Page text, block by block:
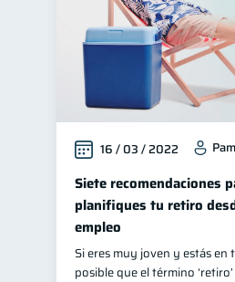
16 / 03 / 2022
Siete recomendaciones
planifiques tu retiro
empleo
Si eres muy joven y estás en
posible que el término